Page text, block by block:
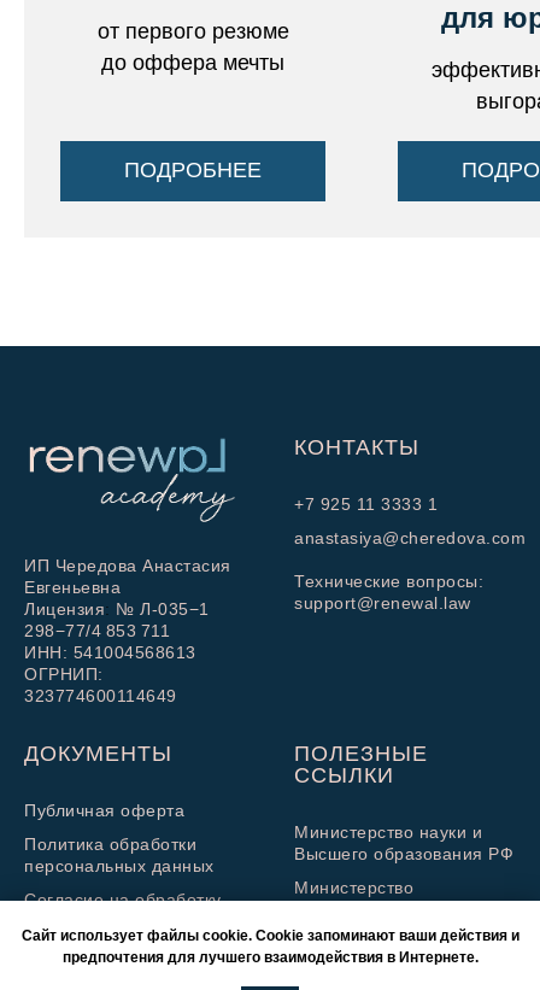
от первого резюме
до оффера мечты
ПОДРОБНЕЕ
для
Сайт использует файлы cookie. Cookie запоминают ваши действия и
предпочтения для лучшего взаимодействия в Интернете.
ИП Чередова Анастасия
Евгеньевна
Лицензия: № Л-035−1
298−77/4 853 711
ИНН: 541004568613
ОГРНИП:
323774600114649
КОНТАКТЫ
+7 925 11 3333 1
anastasiya@cheredova.com
Технические вопросы:
support@renewal.law
ДОКУМЕНТЫ
Публичная оферта
Политика обработки
персональных данных
Cогласие на обработку
ПОЛЕЗНЫЕ
ССЫЛКИ
Министерство науки и
Высшего образования РФ
Министерство